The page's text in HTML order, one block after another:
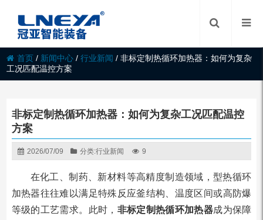
首页 / 新闻中心 /行业新闻 /非标定制热循环加热器：如何为复杂
工况匹配温控方案
非标定制热循环加热器：如何为复杂工况匹配温控
方案
2026/07/09 分类:行业新闻 9
在化工、制药、新材料等高精度制造领域，型热循环
加热器往往难以满足特殊反应釜结构、温度区间或高防爆
等级的工艺需求。此时， 非标定制热循环加热器成为保障